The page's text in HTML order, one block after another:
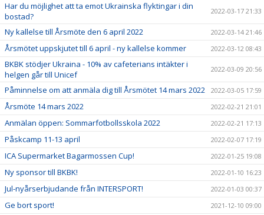
Har du möjlighet att ta emot Ukrainska flyktingar i din
bostad?
2022-03-17 21:33
Ny kallelse till Årsmöte den 6 april 2022 2022-03-14 21:46
Årsmötet uppskjutet till 6 april - ny kallelse kommer 2022-03-12 08:43
BKBK stödjer Ukraina - 10% av cafeterians intäkter i
helgen går till Unicef
2022-03-09 20:56
Påminnelse om att anmäla dig till Årsmötet 14 mars 2022 2022-03-05 17:59
Årsmöte 14 mars 2022 2022-02-21 21:01
Anmälan öppen: Sommarfotbollsskola 2022 2022-02-21 17:13
Påskcamp 11-13 april 2022-02-07 17:19
ICA Supermarket Bagarmossen Cup! 2022-01-25 19:08
Ny sponsor till BKBK! 2022-01-10 16:23
Jul-nyårserbjudande från INTERSPORT! 2022-01-03 00:37
Ge bort sport! 2021-12-10 09:00